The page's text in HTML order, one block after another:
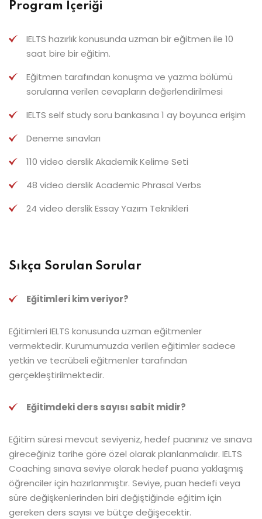
Program İçeriği
IELTS hazırlık konusunda uzman bir eğitmen ile 10
saat bire bir eğitim.
Eğitmen tarafından konuşma ve yazma bölümü
sorularına verilen cevapların değerlendirilmesi
IELTS self study soru bankasına 1 ay boyunca erişim
Deneme sınavları
110 video derslik Akademik Kelime Seti
48 video derslik Academic Phrasal Verbs
24 video derslik Essay Yazım Teknikleri
Sıkça Sorulan Sorular
Eğitimleri kim veriyor?
Eğitimleri IELTS konusunda uzman eğitmenler
vermektedir. Kurumumuzda verilen eğitimler sadece
yetkin ve tecrübeli eğitmenler tarafından
gerçekleştirilmektedir.
Eğitimdeki ders sayısı sabit midir?
Eğitim süresi mevcut seviyeniz, hedef puanınız ve sınava
gireceğiniz tarihe göre özel olarak planlanmalıdır. IELTS
Coaching sınava seviye olarak hedef puana yaklaşmış
öğrenciler için hazırlanmıştır. Seviye, puan hedefi veya
süre değişkenlerinden biri değiştiğinde eğitim için
gereken ders sayısı ve bütçe değişecektir.